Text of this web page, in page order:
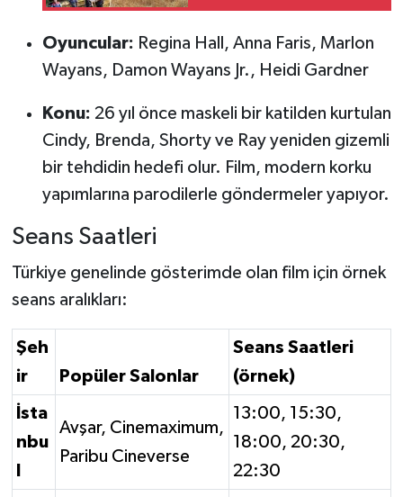
Oyuncular: Regina Hall, Anna Faris, Marlon
Wayans, Damon Wayans Jr., Heidi Gardner
Konu: 26 yıl önce maskeli bir katilden kurtulan
Cindy, Brenda, Shorty ve Ray yeniden gizemli
bir tehdidin hedefi olur. Film, modern korku
yapımlarına parodilerle göndermeler yapıyor.
Seans Saatleri
Türkiye genelinde gösterimde olan film için örnek
seans aralıkları:
Şeh
ir
Popüler Salonlar
Seans Saatleri
(örnek)
İsta
nbu
Avşar, Cinemaximum,
Paribu Cineverse
13:00, 15:30,
18:00, 20:30,
22:30